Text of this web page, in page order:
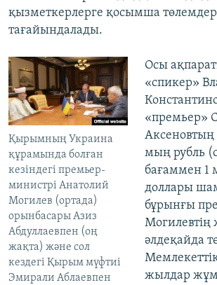
қызметкерлерге қосымша төлемдер
тағайындалады.
Қырымның Украина
құрамында болған
кезіндегі премьер-
министрі Анатолий
Могилев (ортада)
орынбасары Азиз
Абдуллаевпен (оң
жақта) және сол
кездегі Қырым мүфтиі
Эмирали Аблаевпен
Осы
«спикер»
«премьер»
мың рубль
бағаммен
доллары
бұрынғы
әлдеқайда
жылдар